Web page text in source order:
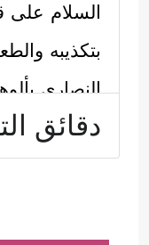
السلام على
بتكذيبه
النصارى
الله،
قصَّة خلقه
دقائق